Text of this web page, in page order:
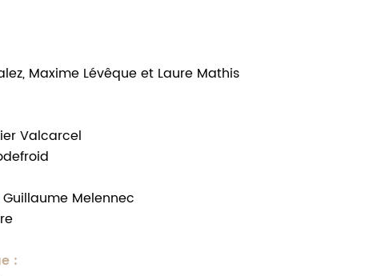
Maxime Lévêque et Laure Mathis
Valcarcel
Guillaume Melennec
: